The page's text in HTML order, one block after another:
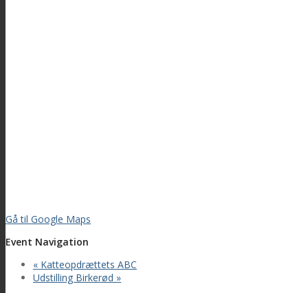
Gå til Google Maps
Event Navigation
« Katteopdrættets ABC
Udstilling Birkerød »